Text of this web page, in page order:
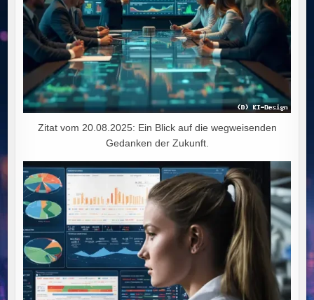
Zitat vom 20.08.2025: Ein Blick auf die wegweisenden
Gedanken der Zukunft.